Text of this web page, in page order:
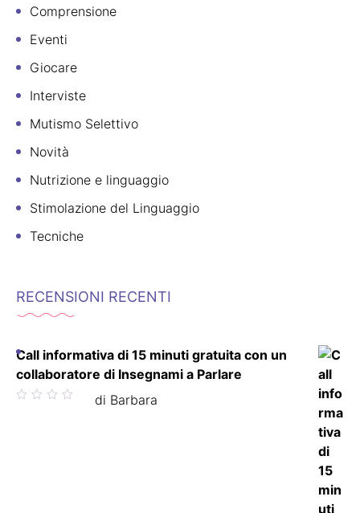
Comprensione
Eventi
Giocare
Interviste
Mutismo Selettivo
Novità
Nutrizione e linguaggio
Stimolazione del Linguaggio
Tecniche
RECENSIONI RECENTI
Call informativa di 15 minuti gratuita con un
collaboratore di Insegnami a Parlare
Valutato di Barbara